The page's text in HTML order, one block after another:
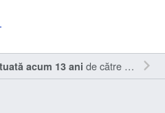
acum 13 ani de către Sîmbotin